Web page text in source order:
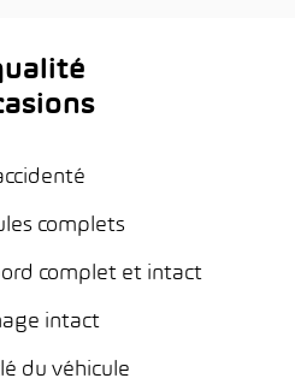
complets
complet et intact
intact
du véhicule